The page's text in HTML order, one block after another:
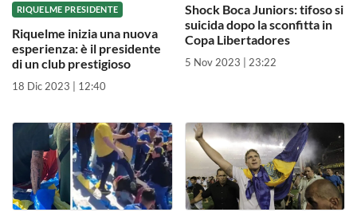
RIQUELME PRESIDENTE
Riquelme inizia una nuova
esperienza: è il presidente
di un club prestigioso
18 Dic 2023 | 12:40
Shock Boca Juniors: tifoso si
suicida dopo la sconfitta in
Copa Libertadores
5 Nov 2023 | 23:22